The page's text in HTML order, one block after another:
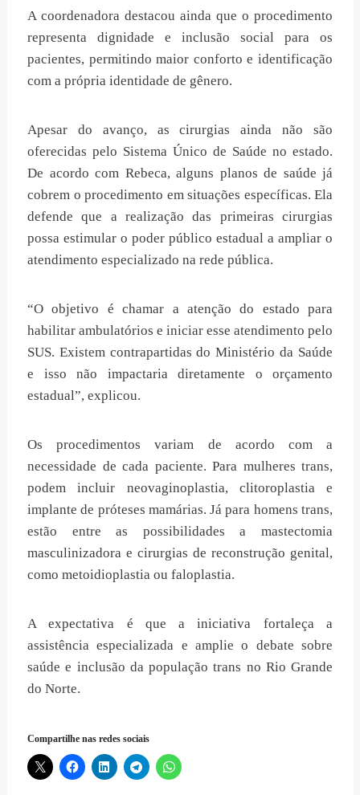
A coordenadora destacou ainda que o procedimento
representa dignidade e inclusão social para os
pacientes, permitindo maior conforto e identificação
com a própria identidade de gênero.
Apesar do avanço, as cirurgias ainda não são
oferecidas pelo Sistema Único de Saúde no estado.
De acordo com Rebeca, alguns planos de saúde já
cobrem o procedimento em situações específicas. Ela
defende que a realização das primeiras cirurgias
possa estimular o poder público estadual a ampliar o
atendimento especializado na rede pública.
“O objetivo é chamar a atenção do estado para
habilitar ambulatórios e iniciar esse atendimento pelo
SUS. Existem contrapartidas do Ministério da Saúde
e isso não impactaria diretamente o orçamento
estadual”, explicou.
Os procedimentos variam de acordo com a
necessidade de cada paciente. Para mulheres trans,
podem incluir neovaginoplastia, clitoroplastia e
implante de próteses mamárias. Já para homens trans,
estão entre as possibilidades a mastectomia
masculinizadora e cirurgias de reconstrução genital,
como metoidioplastia ou faloplastia.
A expectativa é que a iniciativa fortaleça a
assistência especializada e amplie o debate sobre
saúde e inclusão da população trans no Rio Grande
do Norte.
Compartilhe nas redes sociais